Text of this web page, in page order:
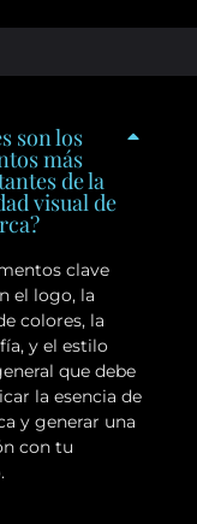
son los
más
de la
visual de
clave
el logo, la
colores, la
y el estilo
que debe
la esencia de
y generar una
con tu